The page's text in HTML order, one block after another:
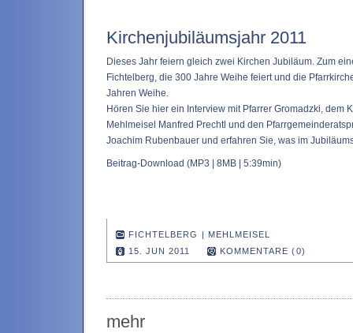
Kirchenjubiläumsjahr 2011
Dieses Jahr feiern gleich zwei Kirchen Jubiläum. Zum
Fichtelberg, die 300 Jahre Weihe feiert und die
Jahren Weihe.
Hören Sie hier ein Interview mit Pfarrer Gromadzki, dem
Mehlmeisel Manfred Prechtl und den
Joachim Rubenbauer und erfahren Sie, was im
Beitrag-Download (MP3 | 8MB | 5:39min)
FICHTELBERG | MEHLMEISEL
15. JUN 2011
KOMMENTARE (0)
mehr